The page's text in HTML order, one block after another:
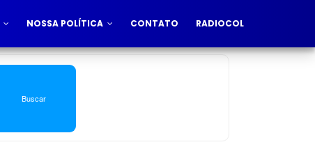
NOSSA POLÍTICA CONTATO RADIOCOL